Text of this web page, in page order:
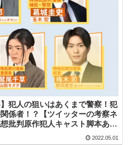
】犯人の狙いはあくまで警察！犯
係者！？【ツイッターの考察ネ
批判原作犯人キャスト脚本あら
2022.05.01